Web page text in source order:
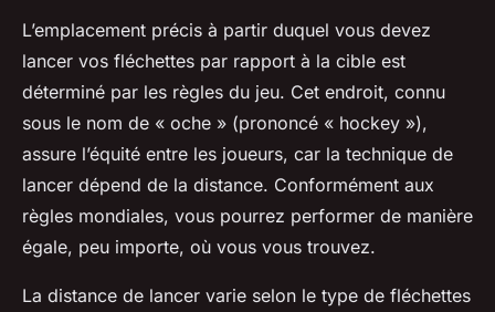
L’emplacement précis à partir duquel vous devez
lancer vos fléchettes par rapport à la cible est
déterminé par les règles du jeu. Cet endroit, connu
sous le nom de « oche » (prononcé « hockey »),
assure l’équité entre les joueurs, car la technique de
lancer dépend de la distance. Conformément aux
règles mondiales, vous pourrez performer de manière
égale, peu importe, où vous vous trouvez.
La distance de lancer varie selon le type de fléchettes